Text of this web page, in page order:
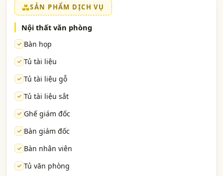
SẢN PHẨM DỊCH VỤ
Nội thất văn phòng
Bàn họp
Tủ tài liệu
Tủ tài liệu gỗ
Tủ tài liệu sắt
Ghế giám đốc
Bàn giám đốc
Bàn nhân viên
Tủ văn phòng